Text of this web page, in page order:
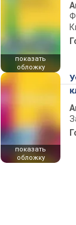
показать
обложку
показать
обложку